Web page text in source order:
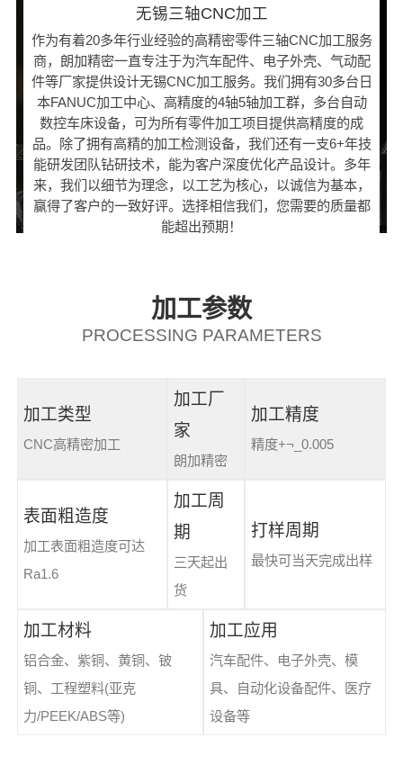
无锡三轴CNC加工
作为有着20多年行业经验的高精密零件三轴CNC加工服务
商，朗加精密一直专注于为汽车配件、电子外壳、气动配
件等厂家提供设计无锡CNC加工服务。我们拥有30多台日
本FANUC加工中心、高精度的4轴5轴加工群，多台自动
数控车床设备，可为所有零件加工项目提供高精度的成
品。除了拥有高精的加工检测设备，我们还有一支6+年技
能研发团队钻研技术，能为客户深度优化产品设计。多年
来，我们以细节为理念，以工艺为核心，以诚信为基本，
赢得了客户的一致好评。选择相信我们，您需要的质量都
能超出预期！
加工参数
PROCESSING PARAMETERS
加工类型
CNC高精密加工
加工厂
家
朗加精密
加工精度
精度+¬_0.005
表面粗造度
加工表面粗造度可达
Ra1.6
加工周
期
三天起出
货
打样周期
最快可当天完成出样
加工材料
铝合金、紫铜、黄铜、铍
铜、工程塑料(亚克
力/PEEK/ABS等)
加工应用
汽车配件、电子外壳、模
具、自动化设备配件、医疗
设备等